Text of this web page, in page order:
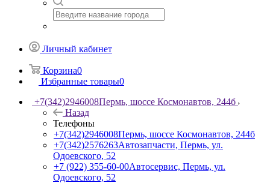
Личный кабинет
Корзина0
Избранные товары0
+7(342)2946008Пермь, шоссе Космонавтов, 244б
Назад
Телефоны
+7(342)2946008Пермь, шоссе Космонавтов, 244б
+7(342)2576263Автозапчасти, Пермь, ул.
Одоевского, 52
+7 (922) 355-60-00Автосервис, Пермь, ул.
Одоевского, 52